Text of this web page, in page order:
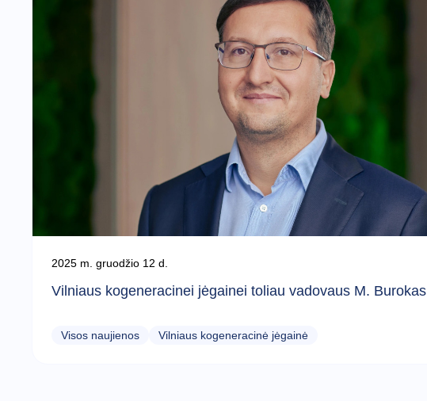
2025 m. gruodžio 12 d.
Vilniaus kogeneracinei jėgainei toliau vadovaus M. Burokas
Visos naujienos Vilniaus kogeneracinė jėgainė